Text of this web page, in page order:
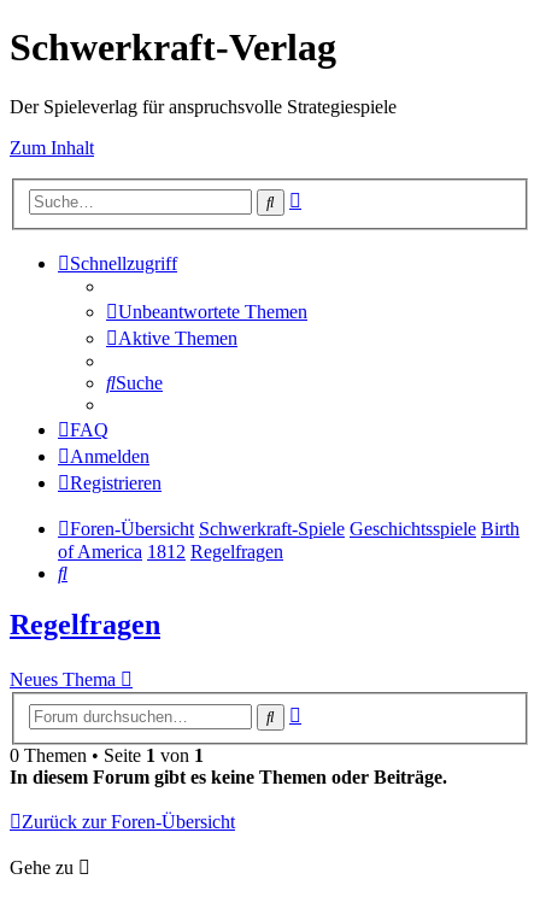
Schwerkraft-Verlag
Der Spieleverlag für anspruchsvolle Strategiespiele
Zum Inhalt
Suche
Schnellzugriff
Unbeantwortete Themen
Aktive Themen
Suche
FAQ
Anmelden
Registrieren
Foren-Übersicht Schwerkraft-Spiele Geschichtsspiele Birth
of America 1812 Regelfragen
Suche
Regelfragen
Neues Thema
Suche
0 Themen • Seite 1 von 1
In diesem Forum gibt es keine Themen oder Beiträge.
Zurück zur Foren-Übersicht
Gehe zu